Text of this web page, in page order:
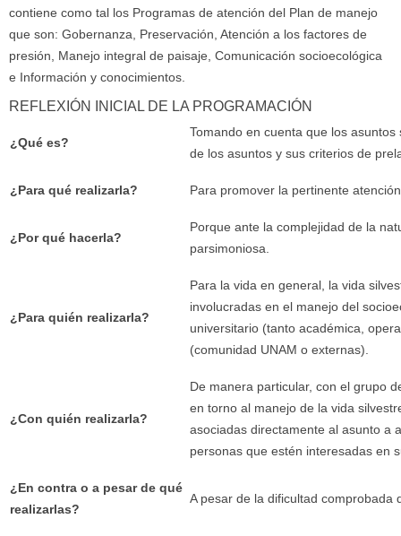
contiene como tal los Programas de atención del Plan de manejo
que son: Gobernanza, Preservación, Atención a los factores de
presión, Manejo integral de paisaje, Comunicación socioecológica
e Información y conocimientos.
REFLEXIÓN INICIAL DE LA PROGRAMACIÓN
¿Qué es?
Tomando en cuenta que los
de los asuntos y sus criterios de
¿Para qué realizarla? Para promover la pertinente
¿Por qué hacerla?
Porque ante la complejidad de la
parsimoniosa.
¿Para quién realizarla?
Para la vida en general, la vida
involucradas en el manejo del
universitario (tanto académica,
(comunidad UNAM o externas).
¿Con quién realizarla?
De manera particular, con el grupo
en torno al manejo de la vida
asociadas directamente al asunto a
personas que estén interesadas en
¿En contra o a pesar de qué
realizarlas?
A pesar de la dificultad